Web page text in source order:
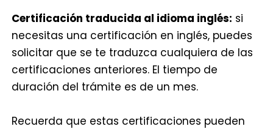
Certificación traducida al idioma inglés: si
necesitas una certificación en inglés, puedes
solicitar que se te traduzca cualquiera de las
certificaciones anteriores. El tiempo de
duración del trámite es de un mes.
Recuerda que estas certificaciones pueden